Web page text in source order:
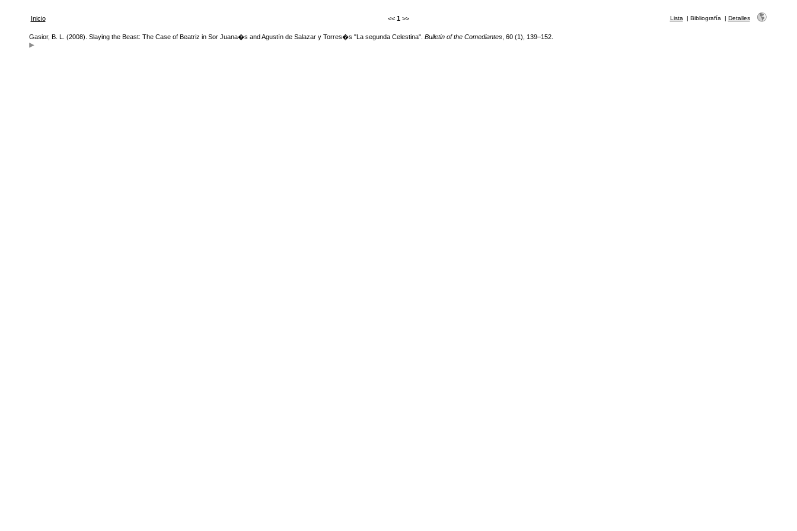
Inicio << 1 >> Lista | Bibliografía | Detalles
Gasior, B. L. (2008). Slaying the Beast: The Case of Beatriz in Sor Juana�s and Agustín de Salazar y Torres�s "La segunda Celestina". Bulletin of the Comediantes, 60 (1), 139–152.